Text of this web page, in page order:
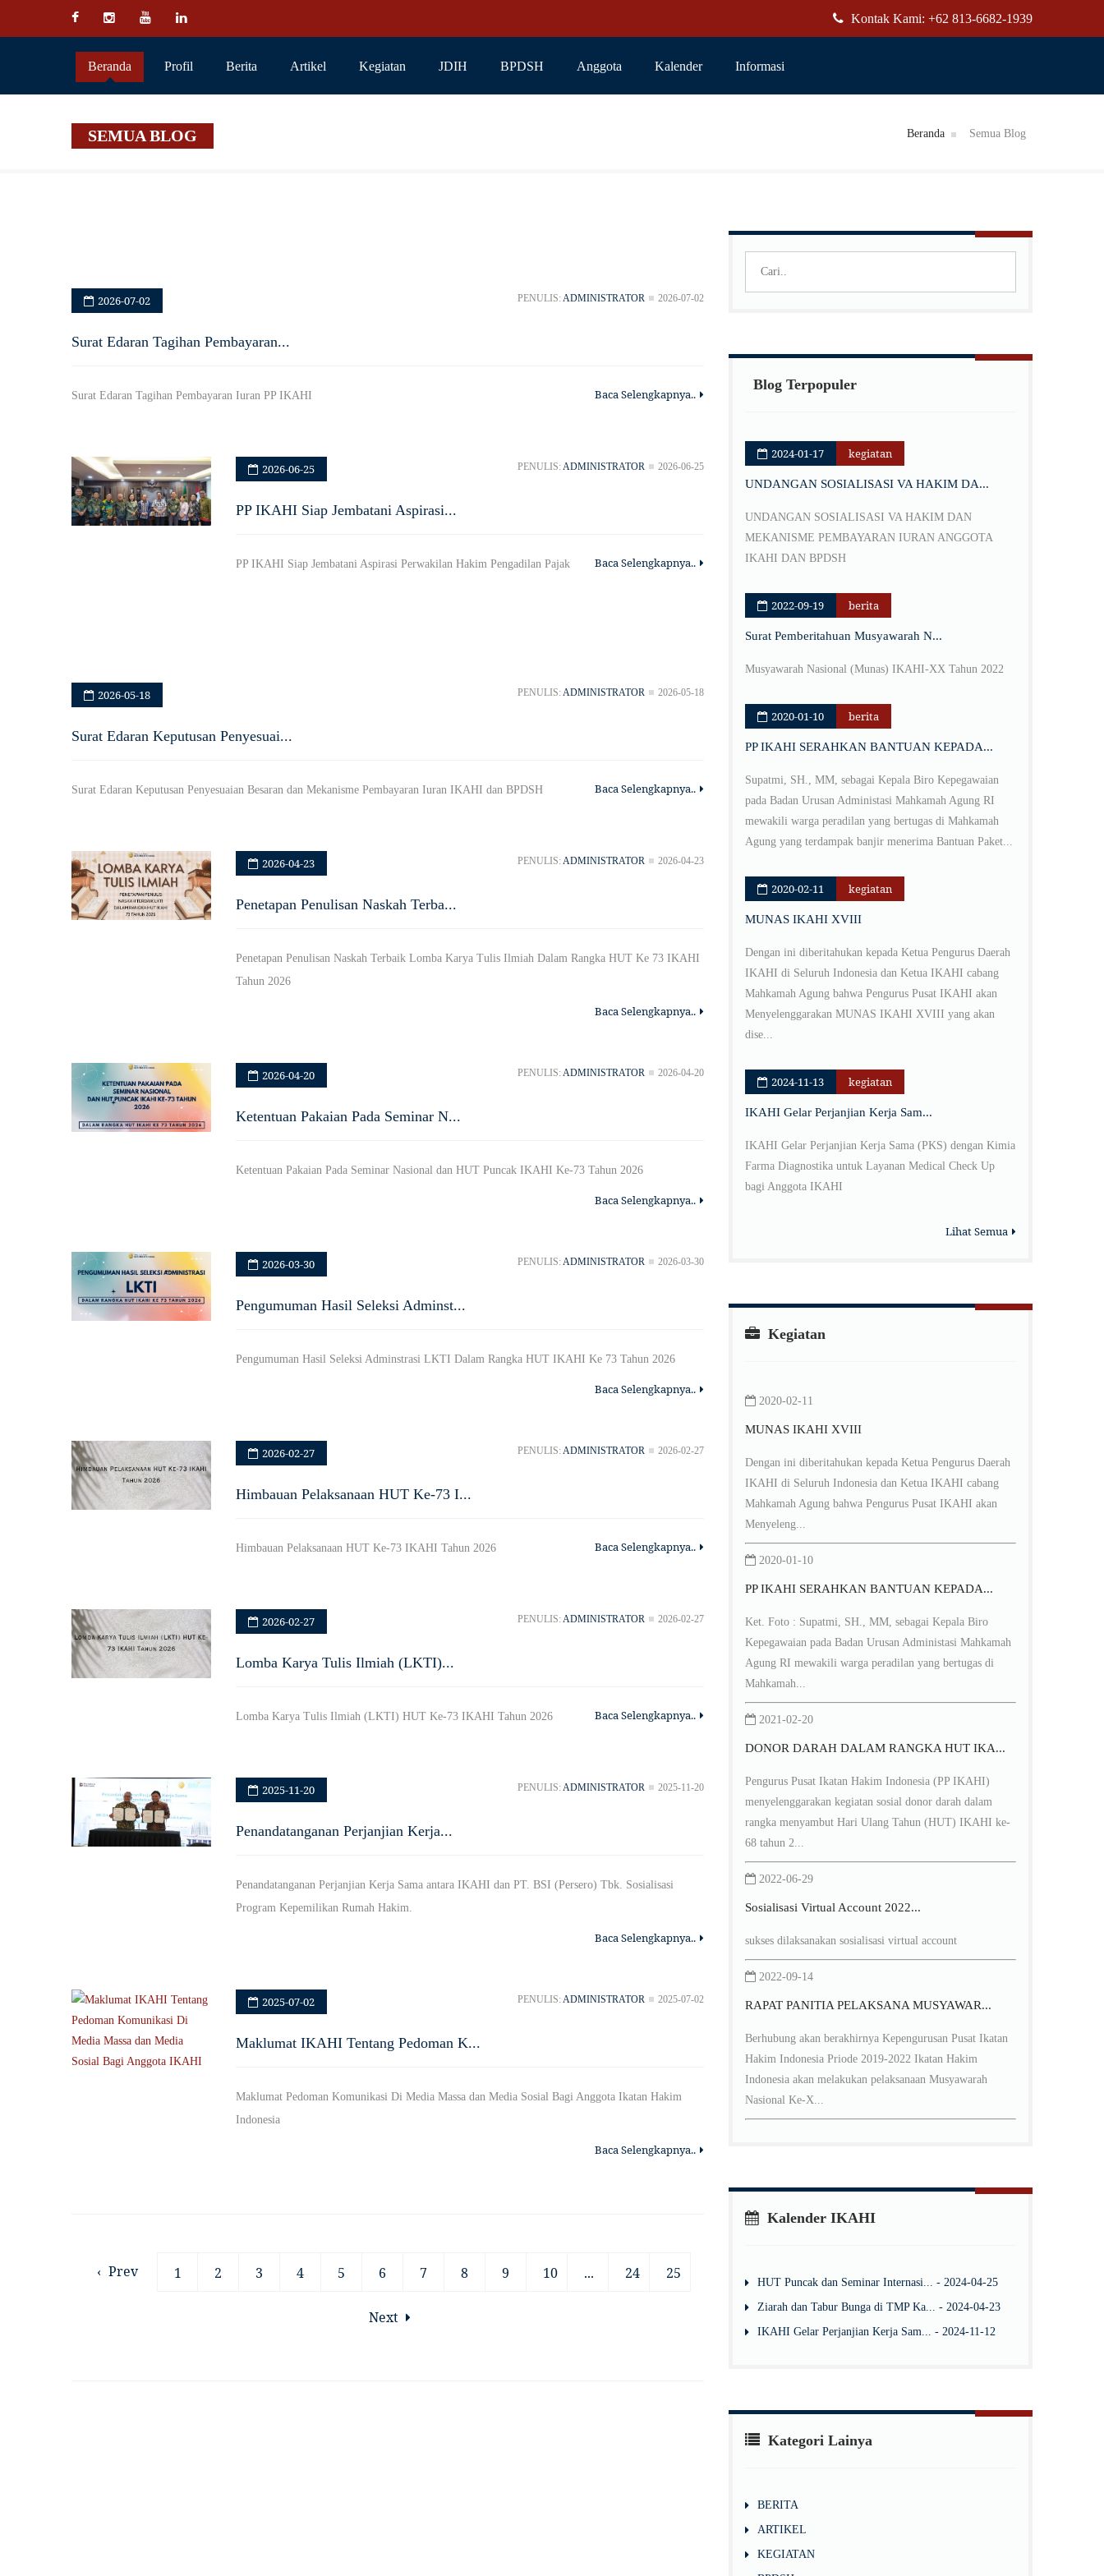
Kontak Kami: +62 813-6682-1939
Beranda Profil Berita Artikel Kegiatan JDIH BPDSH Anggota Kalender Informasi
SEMUA BLOG Beranda Semua Blog
2026-07-02 PENULIS:ADMINISTRATOR 2026-07-02
Surat Edaran Tagihan Pembayaran...
Surat Edaran Tagihan Pembayaran Iuran PP IKAHI Baca Selengkapnya..
2026-06-25 PENULIS:ADMINISTRATOR 2026-06-25
PP IKAHI Siap Jembatani Aspirasi...
PP IKAHI Siap Jembatani Aspirasi Perwakilan Hakim Pengadilan Pajak Baca Selengkapnya..
2026-05-18 PENULIS:ADMINISTRATOR 2026-05-18
Surat Edaran Keputusan Penyesuai...
Surat Edaran Keputusan Penyesuaian Besaran dan Mekanisme Pembayaran Iuran IKAHI dan BPDSH Baca Selengkapnya..
2026-04-23 PENULIS:ADMINISTRATOR 2026-04-23
Penetapan Penulisan Naskah Terba...
Penetapan Penulisan Naskah Terbaik Lomba Karya Tulis Ilmiah Dalam Rangka HUT Ke 73 IKAHI
Tahun 2026
Baca Selengkapnya..
2026-04-20 PENULIS:ADMINISTRATOR 2026-04-20
Ketentuan Pakaian Pada Seminar N...
Ketentuan Pakaian Pada Seminar Nasional dan HUT Puncak IKAHI Ke-73 Tahun 2026
Baca Selengkapnya..
2026-03-30 PENULIS:ADMINISTRATOR 2026-03-30
Pengumuman Hasil Seleksi Adminst...
Pengumuman Hasil Seleksi Adminstrasi LKTI Dalam Rangka HUT IKAHI Ke 73 Tahun 2026
Baca Selengkapnya..
2026-02-27 PENULIS:ADMINISTRATOR 2026-02-27
Himbauan Pelaksanaan HUT Ke-73 I...
Himbauan Pelaksanaan HUT Ke-73 IKAHI Tahun 2026 Baca Selengkapnya..
2026-02-27 PENULIS:ADMINISTRATOR 2026-02-27
Lomba Karya Tulis Ilmiah (LKTI)...
Lomba Karya Tulis Ilmiah (LKTI) HUT Ke-73 IKAHI Tahun 2026 Baca Selengkapnya..
2025-11-20 PENULIS:ADMINISTRATOR 2025-11-20
Penandatanganan Perjanjian Kerja...
Penandatanganan Perjanjian Kerja Sama antara IKAHI dan PT. BSI (Persero) Tbk. Sosialisasi
Program Kepemilikan Rumah Hakim.
Baca Selengkapnya..
2025-07-02 PENULIS:ADMINISTRATOR 2025-07-02
Maklumat IKAHI Tentang Pedoman K...
Maklumat Pedoman Komunikasi Di Media Massa dan Media Sosial Bagi Anggota Ikatan Hakim
Indonesia
Baca Selengkapnya..
‹ Prev 1 2 3 4 5 6 7 8 9 10 ... 24 25
Next
Blog Terpopuler
2024-01-17 kegiatan
UNDANGAN SOSIALISASI VA HAKIM DA...
UNDANGAN SOSIALISASI VA HAKIM DAN
MEKANISME PEMBAYARAN IURAN ANGGOTA
IKAHI DAN BPDSH
2022-09-19 berita
Surat Pemberitahuan Musyawarah N...
Musyawarah Nasional (Munas) IKAHI-XX Tahun 2022
2020-01-10 berita
PP IKAHI SERAHKAN BANTUAN KEPADA...
Supatmi, SH., MM, sebagai Kepala Biro Kepegawaian
pada Badan Urusan Administasi Mahkamah Agung RI
mewakili warga peradilan yang bertugas di Mahkamah
Agung yang terdampak banjir menerima Bantuan Paket...
2020-02-11 kegiatan
MUNAS IKAHI XVIII
Dengan ini diberitahukan kepada Ketua Pengurus Daerah
IKAHI di Seluruh Indonesia dan Ketua IKAHI cabang
Mahkamah Agung bahwa Pengurus Pusat IKAHI akan
Menyelenggarakan MUNAS IKAHI XVIII yang akan
dise...
2024-11-13 kegiatan
IKAHI Gelar Perjanjian Kerja Sam...
IKAHI Gelar Perjanjian Kerja Sama (PKS) dengan Kimia
Farma Diagnostika untuk Layanan Medical Check Up
bagi Anggota IKAHI
Lihat Semua
Kegiatan
2020-02-11
MUNAS IKAHI XVIII
Dengan ini diberitahukan kepada Ketua Pengurus Daerah
IKAHI di Seluruh Indonesia dan Ketua IKAHI cabang
Mahkamah Agung bahwa Pengurus Pusat IKAHI akan
Menyeleng...
2020-01-10
PP IKAHI SERAHKAN BANTUAN KEPADA...
Ket. Foto : Supatmi, SH., MM, sebagai Kepala Biro
Kepegawaian pada Badan Urusan Administasi Mahkamah
Agung RI mewakili warga peradilan yang bertugas di
Mahkamah...
2021-02-20
DONOR DARAH DALAM RANGKA HUT IKA...
Pengurus Pusat Ikatan Hakim Indonesia (PP IKAHI)
menyelenggarakan kegiatan sosial donor darah dalam
rangka menyambut Hari Ulang Tahun (HUT) IKAHI ke-
68 tahun 2...
2022-06-29
Sosialisasi Virtual Account 2022...
sukses dilaksanakan sosialisasi virtual account
2022-09-14
RAPAT PANITIA PELAKSANA MUSYAWAR...
Berhubung akan berakhirnya Kepengurusan Pusat Ikatan
Hakim Indonesia Priode 2019-2022 Ikatan Hakim
Indonesia akan melakukan pelaksanaan Musyawarah
Nasional Ke-X...
Kalender IKAHI
HUT Puncak dan Seminar Internasi... - 2024-04-25
Ziarah dan Tabur Bunga di TMP Ka... - 2024-04-23
IKAHI Gelar Perjanjian Kerja Sam... - 2024-11-12
Kategori Lainya
BERITA
ARTIKEL
KEGIATAN